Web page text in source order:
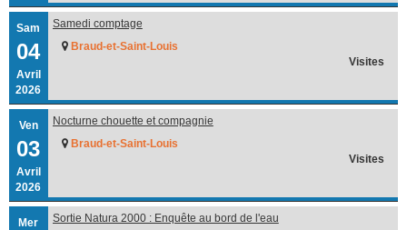
Sam
04
Avril
2026
Samedi comptage
Braud-et-Saint-Louis
Visites
Ven
03
Avril
2026
Nocturne chouette et compagnie
Braud-et-Saint-Louis
Visites
Mer
Sortie Natura 2000 : Enquête au bord de l'eau